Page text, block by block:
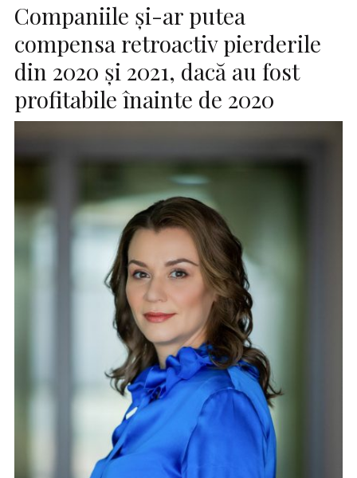
Companiile și-ar putea
compensa retroactiv pierderile
din 2020 și 2021, dacă au fost
profitabile înainte de 2020